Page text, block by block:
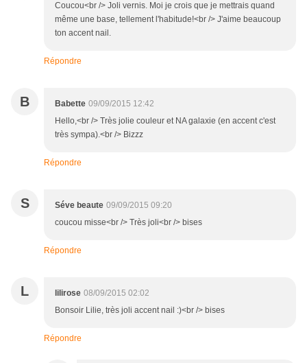
Coucou<br /> Joli vernis. Moi je crois que je mettrais quand
même une base, tellement l'habitude!<br /> J'aime beaucoup
ton accent nail.
Répondre
B Babette 09/09/2015 12:42
Hello,<br /> Très jolie couleur et NA galaxie (en accent c'est
très sympa).<br /> Bizzz
Répondre
S Séve beaute 09/09/2015 09:20
coucou misse<br /> Très joli<br /> bises
Répondre
L lilirose 08/09/2015 02:02
Bonsoir Lilie, très joli accent nail :)<br /> bises
Répondre